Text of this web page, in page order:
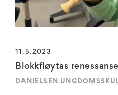
11.5.2023
Blokkfløytas renessanse
DANIELSEN